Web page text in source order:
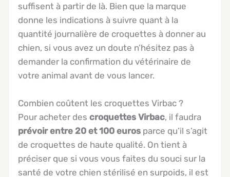
suffisent à partir de là. Bien que la marque
donne les indications à suivre quant à la
quantité journalière de croquettes à donner au
chien, si vous avez un doute n’hésitez pas à
demander la confirmation du vétérinaire de
votre animal avant de vous lancer.
Combien coûtent les croquettes Virbac ?
​Pour acheter descroquettes Virbac, il faudra
prévoir entre 20 et 100 euros parce qu’il s’agit
de croquettes de haute qualité. On tient à
préciser que si vous vous faites du souci sur la
santé de votre chien stérilisé en surpoids, il est